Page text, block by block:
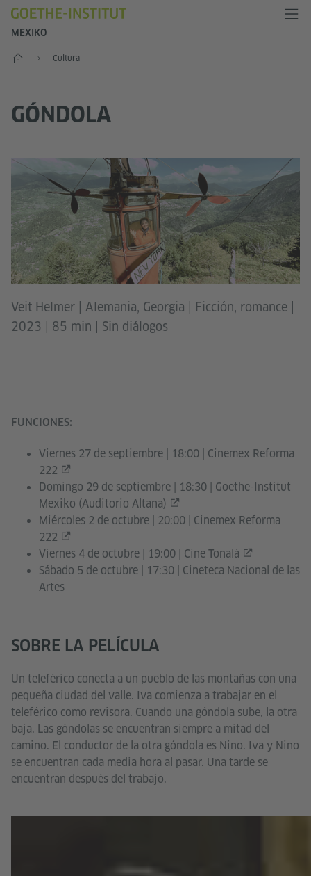
MEXIKO
Inicio Cultura
GÓNDOLA
Veit Helmer | Alemania, Georgia | Ficción, romance |
2023 | 85 min | Sin diálogos
FUNCIONES:
Viernes 27 de septiembre | 18:00 | Cinemex Reforma
222
Domingo 29 de septiembre | 18:30 | Goethe-Institut
Mexiko (Auditorio Altana)
Miércoles 2 de octubre | 20:00 | Cinemex Reforma
222
Viernes 4 de octubre | 19:00 | Cine Tonalá
Sábado 5 de octubre | 17:30 | Cineteca Nacional de las
Artes
SOBRE LA PELÍCULA
Un teleférico conecta a un pueblo de las montañas con una
pequeña ciudad del valle. Iva comienza a trabajar en el
teleférico como revisora. Cuando una góndola sube, la otra
baja. Las góndolas se encuentran siempre a mitad del
camino. El conductor de la otra góndola es Nino. Iva y Nino
se encuentran cada media hora al pasar. Una tarde se
encuentran después del trabajo.